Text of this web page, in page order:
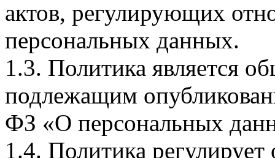
актов, регулирующих
персональных данных.
1.3. Политика является
подлежащим
ФЗ «О персональных
1.4. Политика